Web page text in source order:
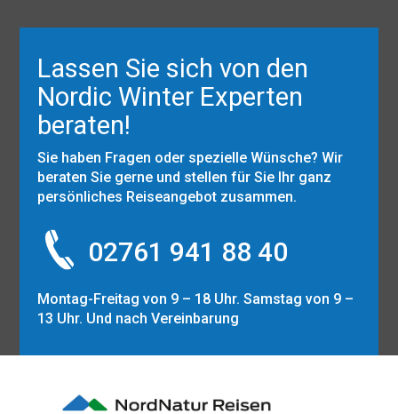
Lassen Sie sich von den
Nordic Winter Experten
beraten!
Sie haben Fragen oder spezielle Wünsche? Wir
beraten Sie gerne und stellen für Sie Ihr ganz
persönliches Reiseangebot zusammen.
02761 941 88 40
Montag-Freitag von 9 – 18 Uhr. Samstag von 9 –
13 Uhr. Und nach Vereinbarung